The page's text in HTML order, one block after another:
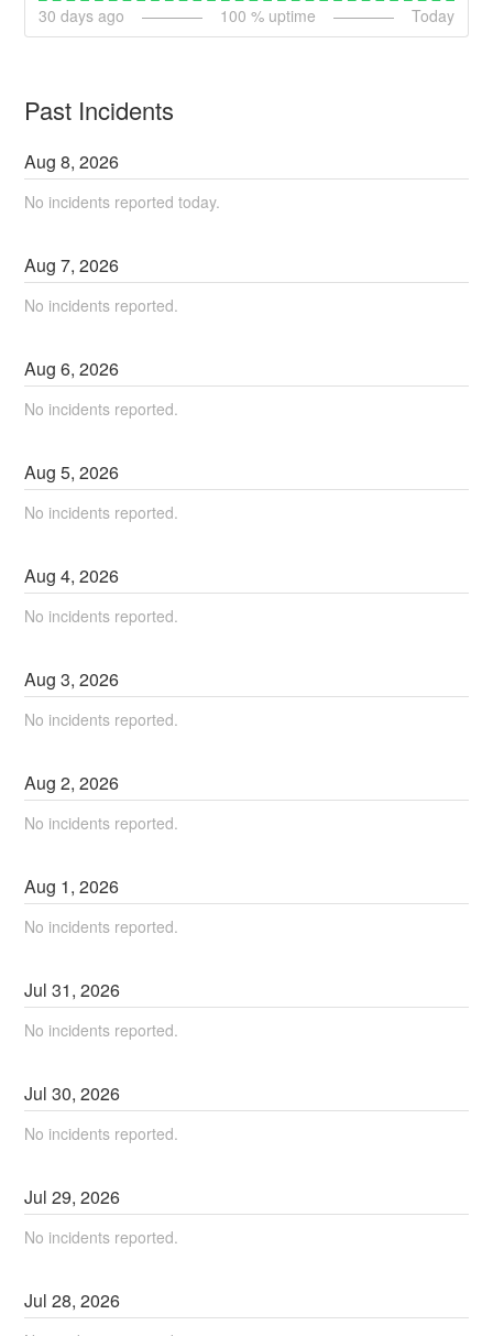
30 days ago 100 % uptime Today
Past Incidents
Aug8,2026
No incidents reported today.
Aug7,2026
No incidents reported.
Aug6,2026
No incidents reported.
Aug5,2026
No incidents reported.
Aug4,2026
No incidents reported.
Aug3,2026
No incidents reported.
Aug2,2026
No incidents reported.
Aug 1,2026
No incidents reported.
Jul31,2026
No incidents reported.
Jul30,2026
No incidents reported.
Jul29,2026
No incidents reported.
Jul28,2026